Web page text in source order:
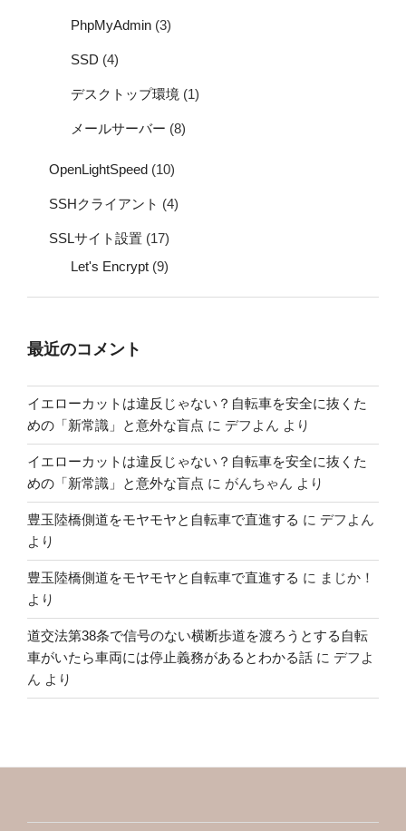
PhpMyAdmin (3)
SSD (4)
デスクトップ環境 (1)
メールサーバー (8)
OpenLightSpeed (10)
SSHクライアント (4)
SSLサイト設置 (17)
Let's Encrypt (9)
最近のコメント
イエローカットは違反じゃない？自転車を安全に抜くた
めの「新常識」と意外な盲点 に デフよん より
イエローカットは違反じゃない？自転車を安全に抜くた
めの「新常識」と意外な盲点 に がんちゃん より
豊玉陸橋側道をモヤモヤと自転車で直進する に デフよん
より
豊玉陸橋側道をモヤモヤと自転車で直進する に まじか！
より
道交法第38条で信号のない横断歩道を渡ろうとする自転
車がいたら車両には停止義務があるとわかる話 に デフよ
ん より